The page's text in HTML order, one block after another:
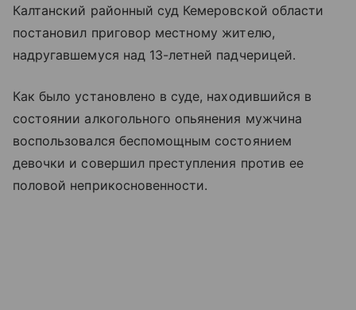
Калтанский районный суд Кемеровской области
постановил приговор местному жителю,
надругавшемуся над 13-летней падчерицей.
Как было установлено в суде, находившийся в
состоянии алкогольного опьянения мужчина
воспользовался беспомощным состоянием
девочки и совершил преступления против ее
половой неприкосновенности.